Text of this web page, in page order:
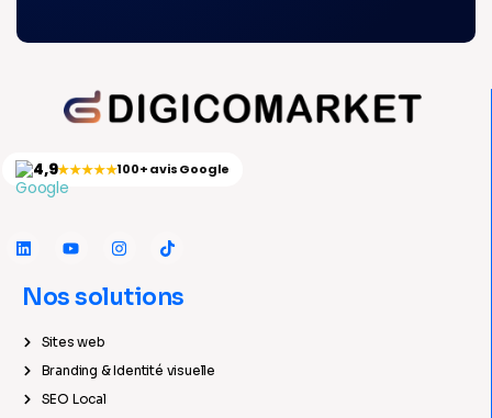
4,9★★★★★100+ avis Google
Nos solutions
Sites web
Branding & Identité visuelle
SEO Local